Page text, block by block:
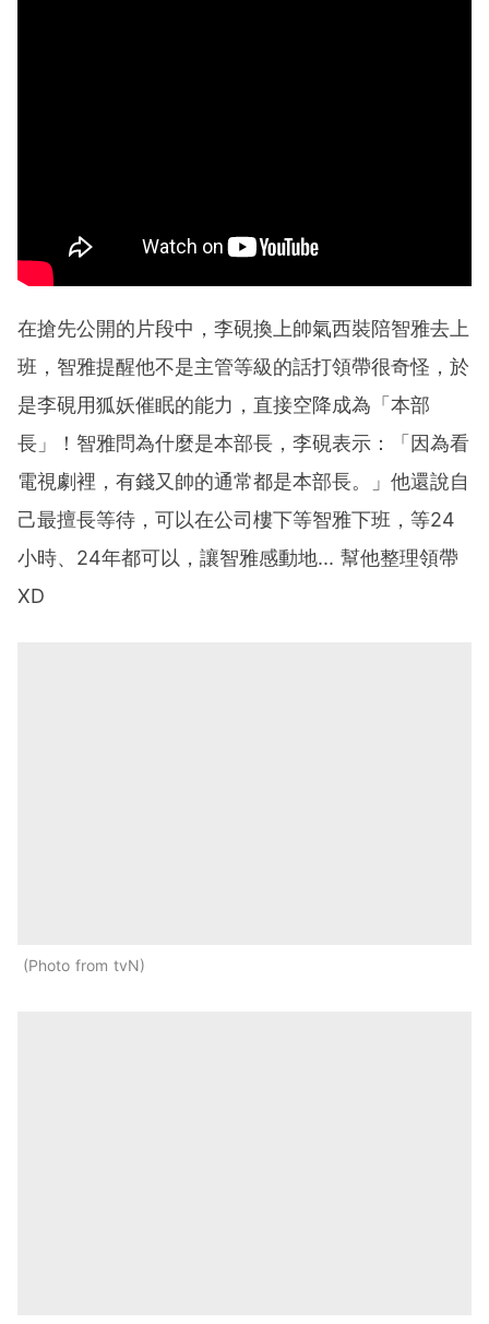
在搶先公開的片段中，李硯換上帥氣西裝陪智雅去上
班，智雅提醒他不是主管等級的話打領帶很奇怪，於
是李硯用狐妖催眠的能力，直接空降成為「本部
長」！智雅問為什麼是本部長，李硯表示：「因為看
電視劇裡，有錢又帥的通常都是本部長。」他還說自
己最擅長等待，可以在公司樓下等智雅下班，等24
小時、24年都可以，讓智雅感動地... 幫他整理領帶
XD
Photo from tvN